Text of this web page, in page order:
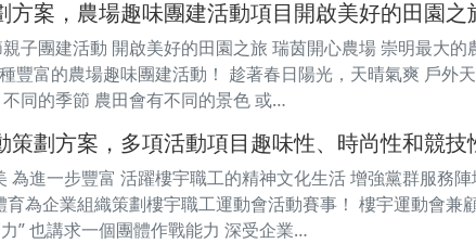
案，農場趣味團建活動項目開啟美好的田園之
子團建活動 開啟美好的田園之旅 瑞茵開心農場 崇明最大
豐富的農場趣味團建活動！ 趁著春日陽光，天晴氣爽 戶外
同的季節 農田會有不同的景色 或…
策劃方案，多項活動項目趣味性、時尚性和競技
為進一步豐富 活躍樓宇職工的精神文化生活 增強黨群服務
為企業組織策劃樓宇職工運動會活動賽事！ 樓宇運動會兼
” 也講求一個團體作戰能力 深受企業…